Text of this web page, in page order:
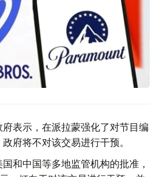
表示，在派拉蒙强化了对节目编
府将不对该交易进行干预。
和中国等多地监管机构的批准，